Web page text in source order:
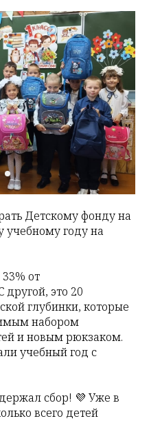
Детскому фонду на
учебному году на
от
это 20
глубинки, которые
набором
и новым рюкзаком.
учебный год с
сбор! 💜 Уже в
всего детей